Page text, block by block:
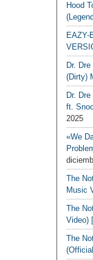
Hood
EAZY-
Dr.
(Dirty)
Dr.
ft.
2025
«We
The
Music
The
Video)
The